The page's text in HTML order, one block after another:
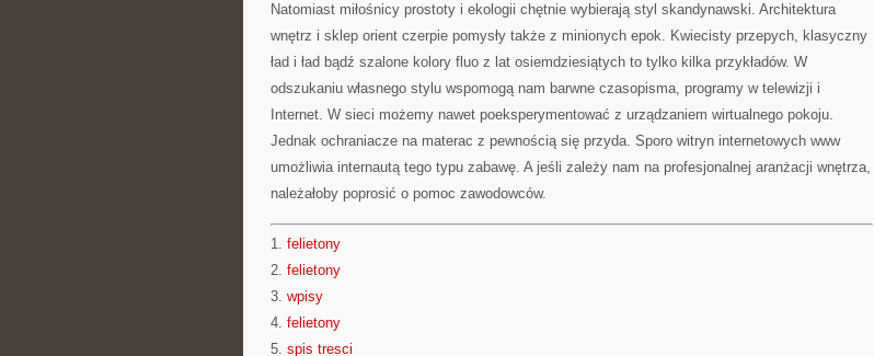
Natomiast miłośnicy prostoty i ekologii chętnie wybierają styl skandynawski. Architektura
wnętrz i sklep orient czerpie pomysły także z minionych epok. Kwiecisty przepych, klasyczny
ład i ład bądź szalone kolory fluo z lat osiemdziesiątych to tylko kilka przykładów. W
odszukaniu własnego stylu wspomogą nam barwne czasopisma, programy w telewizji i
Internet. W sieci możemy nawet poeksperymentować z urządzaniem wirtualnego pokoju.
Jednak ochraniacze na materac z pewnością się przyda. Sporo witryn internetowych www
umożliwia internautą tego typu zabawę. A jeśli zależy nam na profesjonalnej aranżacji wnętrza,
należałoby poprosić o pomoc zawodowców.
1. felietony
2. felietony
3. wpisy
4. felietony
5. spis tresci